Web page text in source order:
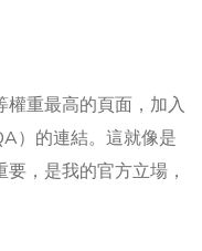
權重最高的頁面，加入
）的連結。這就像是
，是我的官方立場，